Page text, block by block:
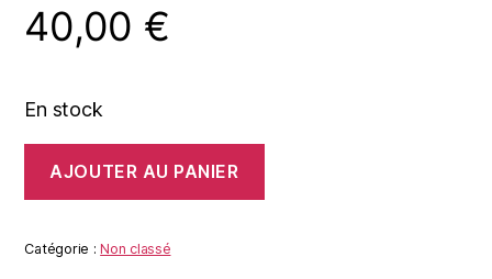
40,00 €
En stock
LE
AJOUTER AU PANIER
Catégorie :Non classé